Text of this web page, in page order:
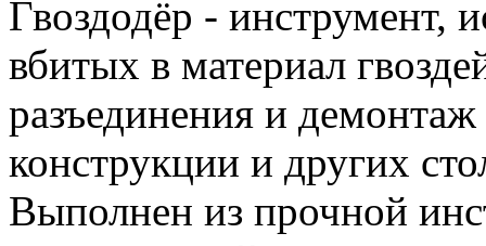
Гвоздодёр - инструмент,
вбитых в материал
разъединения и
конструкции и других
Выполнен из прочной